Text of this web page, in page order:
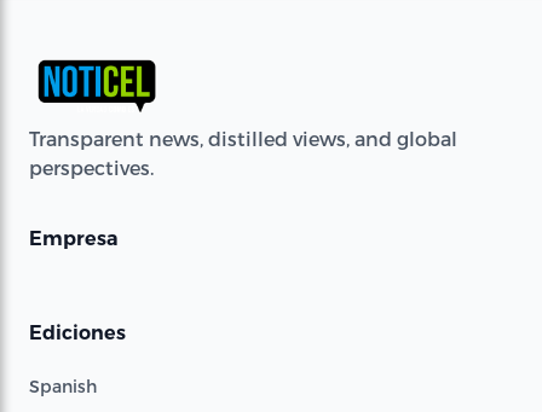
Transparent news, distilled views, and global
perspectives.
Empresa
Ediciones
Spanish